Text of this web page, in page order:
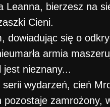
Leanna, bierzesz na
Cieni.
dowiadując się o
armia
jest nieznany...
wydarzeń, cień
pozostaje zamrożony,